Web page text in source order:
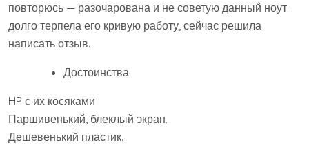
повторюсь — разочарована и не советую данный ноут.
долго терпела его кривую работу, сейчас решила
написать отзыв.
Достоинства
HP с их косяками
Паршивенький, блеклый экран.
Дешевенький пластик.